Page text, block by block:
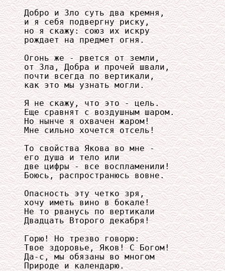
Добро и Зло суть два кремня,
и я себя подвергну риску,
но я скажу: союз их искру
рождает на предмет огня.
Огонь же - рвется от земли,
от Зла, Добра и прочей швали,
почти всегда по вертикали,
как это мы узнать могли.
Я не скажу, что это - цель.
Еще сравнят с воздушным шаром.
Но нынче я охвачен жаром!
Мне сильно хочется отсель!
То свойства Якова во мне -
его душа и тело или
две цифры - все воспламенили!
Боюсь, распространюсь вовне.
Опасность эту четко зря,
хочу иметь вино в бокале!
Не то рванусь по вертикали
Двадцать Второго декабря!
Горю! Но трезво говорю:
Твое здоровье, Яков! С Богом!
Да-с, мы обязаны во многом
Природе и календарю.